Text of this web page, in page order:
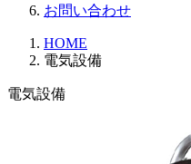
お問い合わせ
HOME
電気設備
電気設備